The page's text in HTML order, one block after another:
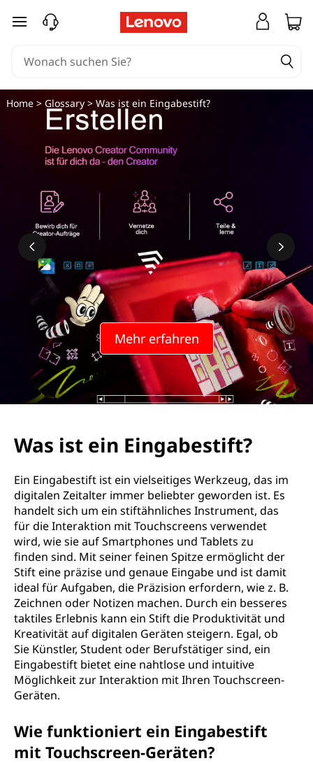
W
a
zum Hauptinhalt springen
Mehr erfahren
Home> Glossary> Was ist ein Eingabestift?
Was ist ein Eingabestift?
Ein Eingabestift ist ein vielseitiges Werkzeug, das im
digitalen Zeitalter immer beliebter geworden ist. Es
handelt sich um ein stiftähnliches Instrument, das
für die Interaktion mit Touchscreens verwendet
wird, wie sie auf Smartphones und Tablets zu
finden sind. Mit seiner feinen Spitze ermöglicht der
Stift eine präzise und genaue Eingabe und ist damit
ideal für Aufgaben, die Präzision erfordern, wie z. B.
Zeichnen oder Notizen machen. Durch ein besseres
taktiles Erlebnis kann ein Stift die Produktivität und
Kreativität auf digitalen Geräten steigern. Egal, ob
Sie Künstler, Student oder Berufstätiger sind, ein
Eingabestift bietet eine nahtlose und intuitive
Möglichkeit zur Interaktion mit Ihren Touchscreen-
Geräten.
Wie funktioniert ein Eingabestift
mit Touchscreen-Geräten?